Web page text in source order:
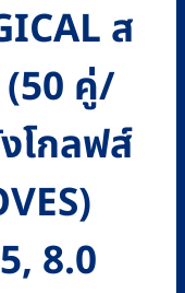
ส
(50 คู่/
โกลฟส์
8.0